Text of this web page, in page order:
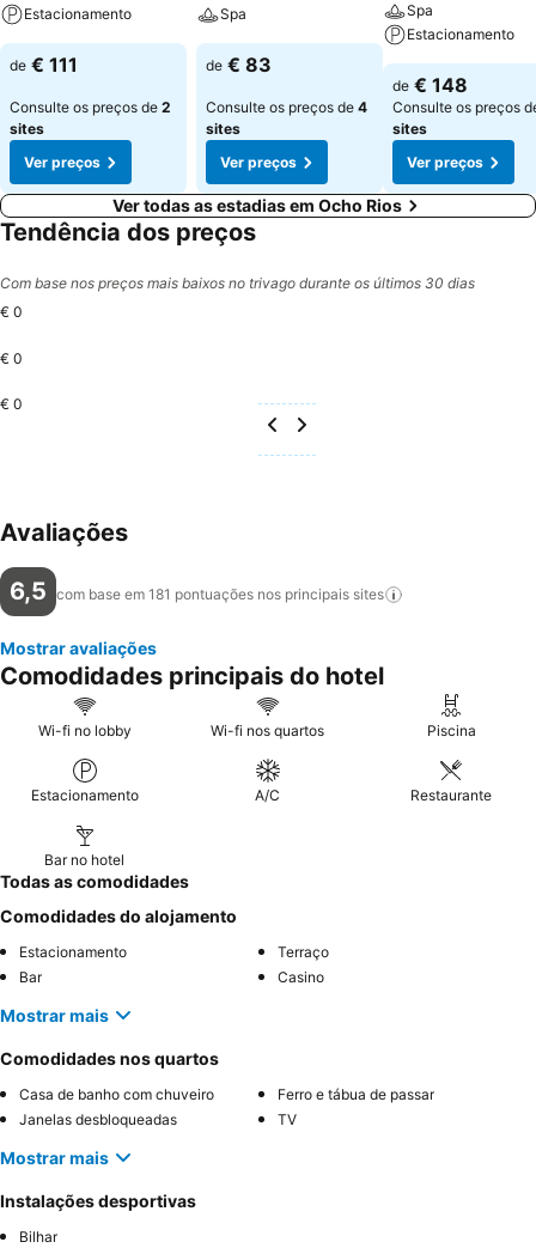
Estacionamento
de € 111
Consulte os preços de 2
sites
Ver preços
Spa
de € 83
Consulte os preços de 4
sites
Ver preços
Spa
Estacionamento
de € 148
Consulte os preços
sites
Ver preços
Ver todas as estadias em Ocho Rios
Tendência dos preços
Com base nos preços mais baixos no trivago durante os últimos 30 dias
€ 0
€ 0
€ 0
Avaliações
6,5 com base em 181 pontuações nos principais sites
Mostrar avaliações
Comodidades principais do hotel
Wi-fi no lobby Wi-fi nos quartos Piscina
Estacionamento A/C Restaurante
Bar no hotel
Todas as comodidades
Comodidades do alojamento
Estacionamento
Terraço
Bar
Casino
Mostrar mais
Comodidades nos quartos
Casa de banho com chuveiro
Ferro e tábua de passar
Janelas desbloqueadas
TV
Mostrar mais
Instalações desportivas
Bilhar